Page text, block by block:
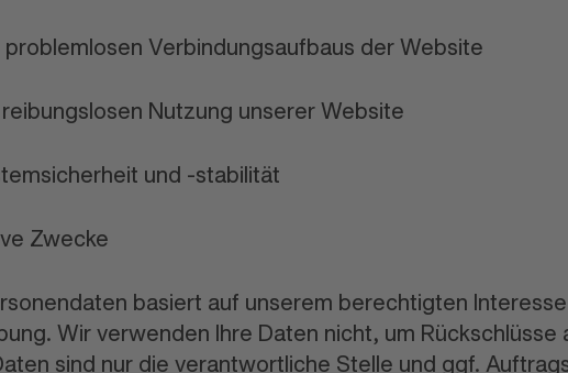
Verbindungsaufbaus der Website
Nutzung unserer Website
und -stabilität
Zwecke
basiert auf unserem berechtigten
Wir verwenden Ihre Daten nicht, um Rückschlüsse
sind nur die verantwortliche Stelle und ggf.